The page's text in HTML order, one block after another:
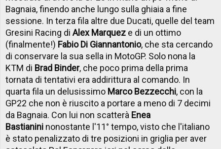
Bagnaia, finendo anche lungo sulla ghiaia a fine
sessione. In terza fila altre due Ducati, quelle del team
Gresini Racing diAlex Marquez e di un ottimo
(finalmente!) Fabio Di Giannantonio, che sta cercando
di conservare la sua sella in MotoGP. Solo nona la
KTM di Brad Binder, che poco prima della prima
tornata di tentativi era addirittura al comando. In
quarta fila un delusissimo Marco Bezzecchi, con la
GP22 che non è riuscito a portare a meno di 7 decimi
da Bagnaia. Con lui non scatterà Enea
Bastianini nonostante l'11° tempo, visto che l'italiano
è stato penalizzato di tre posizioni in griglia per aver